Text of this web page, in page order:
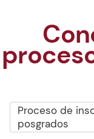
Proceso de
posgrados